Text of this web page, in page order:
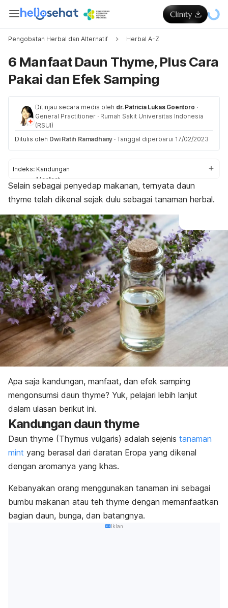
Pengobatan Herbal dan Alternatif Herbal A-Z
6 Manfaat Daun Thyme, Plus Cara
Pakai dan Efek Samping
Ditinjau secara medis oleh dr. Patricia Lukas Goentoro ·
General Practitioner · Rumah Sakit Universitas Indonesia
(RSUI)
Ditulis oleh Dwi Ratih Ramadhany · Tanggal diperbarui 17/02/2023
Indeks: Kandungan
Manfaat
Cara pakai
Efek samping
Selain sebagai penyedap makanan, ternyata daun
thyme telah dikenal sejak dulu sebagai tanaman herbal.
Apa saja kandungan, manfaat, dan efek samping
mengonsumsi daun thyme? Yuk, pelajari lebih lanjut
dalam ulasan berikut ini.
Kandungan daun thyme
Daun thyme (Thymus vulgaris) adalah sejenis tanaman
mint yang berasal dari daratan Eropa yang dikenal
dengan aromanya yang khas.
Kebanyakan orang menggunakan tanaman ini sebagai
bumbu makanan atau teh thyme dengan memanfaatkan
bagian daun, bunga, dan batangnya.
Iklan